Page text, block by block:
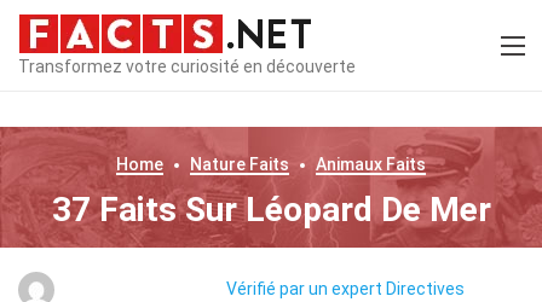
Transformez votre curiosité en découverte
Home Nature Faits Animaux Faits
37 Faits Sur Léopard De Mer
Vérifié par un expert Directives